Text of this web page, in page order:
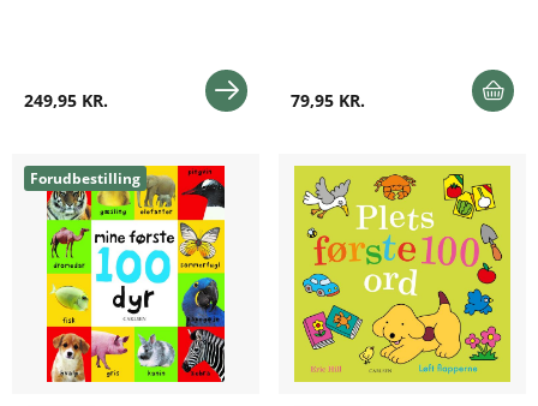
249,95 KR. 79,95 KR.
Forudbestilling